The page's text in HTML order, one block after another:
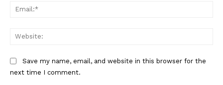
Save my name, email, and website in this browser for the
next time I comment.